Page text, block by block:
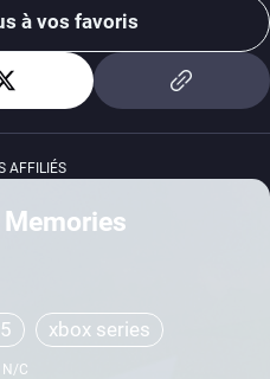
à vos favoris
AFFILIÉS
Memories
xbox series
N/C